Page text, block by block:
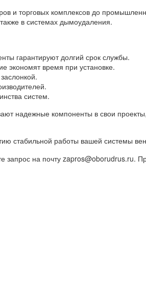
и торговых комплексов до
в системах дымоудаления.
гарантируют долгий срок службы.
экономят время при установке.
систем.
надежные компоненты в свои
стабильной работы вашей системы
на почту zapros@oborudrus.ru.